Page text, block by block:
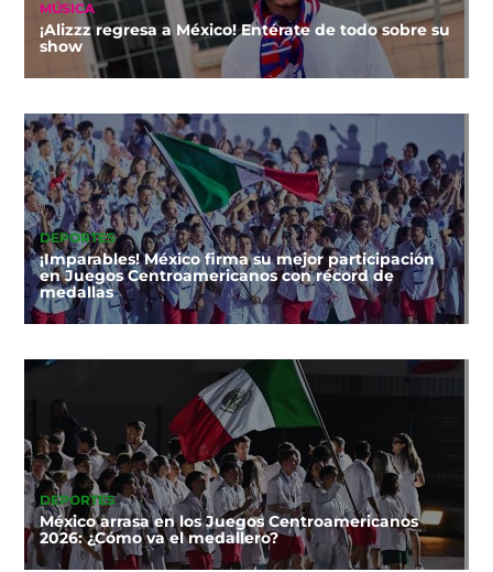
MÚSICA
¡Alizzz regresa a México! Entérate de todo sobre su
show
DEPORTES
¡Imparables! México firma su mejor participación
en Juegos Centroamericanos con récord de
medallas
DEPORTES
México arrasa en los Juegos Centroamericanos
2026: ¿Cómo va el medallero?